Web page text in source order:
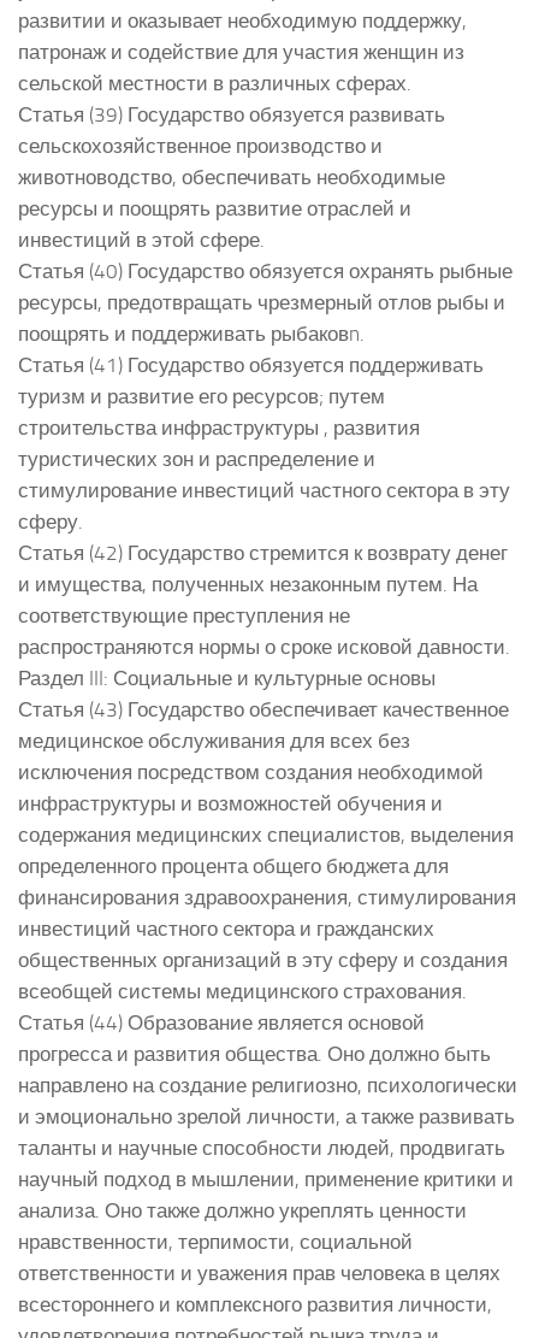
развитии и оказывает необходимую поддержку,
патронаж и содействие для участия женщин из
сельской местности в различных сферах.
Статья (39) Государство обязуется развивать
сельскохозяйственное производство и
животноводство, обеспечивать необходимые
ресурсы и поощрять развитие отраслей и
инвестиций в этой сфере.
Статья (40) Государство обязуется охранять рыбные
ресурсы, предотвращать чрезмерный отлов рыбы и
поощрять и поддерживать рыбаковn.
Статья (41) Государство обязуется поддерживать
туризм и развитие его ресурсов; путем
строительства инфраструктуры , развития
туристических зон и распределение и
стимулирование инвестиций частного сектора в эту
сферу.
Статья (42) Государство стремится к возврату денег
и имущества, полученных незаконным путем. На
соответствующие преступления не
распространяются нормы о сроке исковой давности.
Раздел III: Социальные и культурные основы
Статья (43) Государство обеспечивает качественное
медицинское обслуживания для всех без
исключения посредством создания необходимой
инфраструктуры и возможностей обучения и
содержания медицинских специалистов, выделения
определенного процента общего бюджета для
финансирования здравоохранения, стимулирования
инвестиций частного сектора и гражданских
общественных организаций в эту сферу и создания
всеобщей системы медицинского страхования.
Статья (44) Образование является основой
прогресса и развития общества. Оно должно быть
направлено на создание религиозно, психологически
и эмоционально зрелой личности, а также развивать
таланты и научные способности людей, продвигать
научный подход в мышлении, применение критики и
анализа. Оно также должно укреплять ценности
нравственности, терпимости, социальной
ответственности и уважения прав человека в целях
всестороннего и комплексного развития личности,